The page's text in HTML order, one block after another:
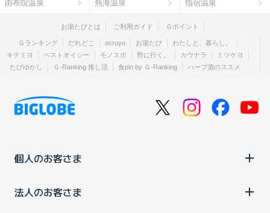
由布院温泉 熱海温泉 指宿温泉
お湯たびとは ご利用ガイド Ｇポイント
Ｇランキング だれどこ ocruyo お湯たび
わたしと、暮らし。
キテミヨ
ベストオイシー モノスポ 野に行く。 カウナラ
ミツケヨ
たびゆかし
Ｇ-Ranking 推し活 食pin by Ｇ-Ranking ハーブ酒のススメ
個人のお客さま
法人のお客さま